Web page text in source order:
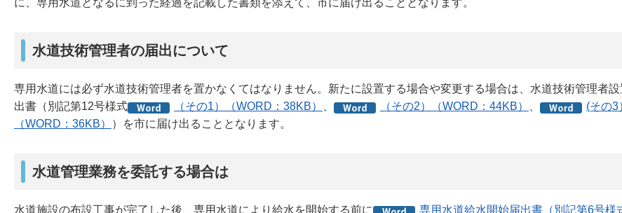
に、専用水道となるに到った経過を記載した書類を添えて、市に届け出ることとなります。
水道技術管理者の届出について
専用水道には必ず水道技術管理者を置かなくてはなりません。新たに設置する場合や変更する場合は、水道技術管理者
出書（別記第12号様式
（その1）（WORD：38KB） 、 （その2）（WORD：44KB） 、
(その3
（WORD：36KB）
）を市に届け出ることとなります。
水道管理業務を委託する場合は
水道施設の布設工事が完了した後、専用水道により給水を開始する前に
専用水道給水開始届出書（別記第6号様